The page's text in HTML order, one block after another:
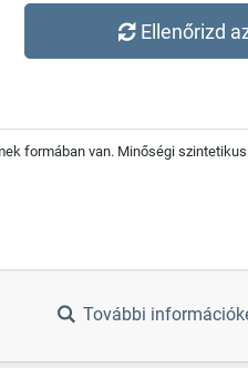
Ellenőrizd
formában van. Minőségi
További